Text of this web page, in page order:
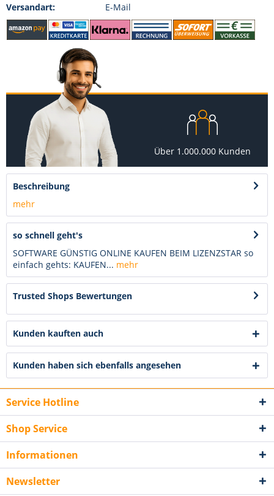
Versandart:
E-Mail
Über 1.000.000 Kunden
Beschreibung
mehr
so schnell geht's
SOFTWARE GÜNSTIG ONLINE KAUFEN BEIM LIZENZSTAR so
einfach gehts: KAUFEN... mehr
Trusted Shops Bewertungen
Kunden kauften auch
Kunden haben sich ebenfalls angesehen
Service Hotline
Shop Service
Informationen
Newsletter